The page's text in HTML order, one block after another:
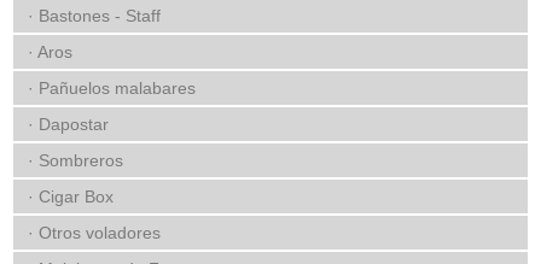
· Bastones - Staff
· Aros
· Pañuelos malabares
· Dapostar
· Sombreros
· Cigar Box
· Otros voladores